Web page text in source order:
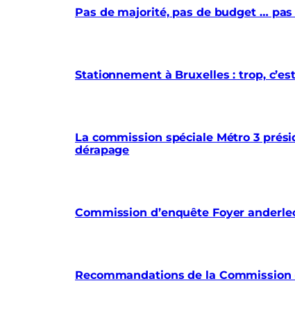
Pas de majorité, pas de budget …
Stationnement à Bruxelles : trop,
La commission spéciale Métro 3
dérapage
Commission d’enquête Foyer
Recommandations de la